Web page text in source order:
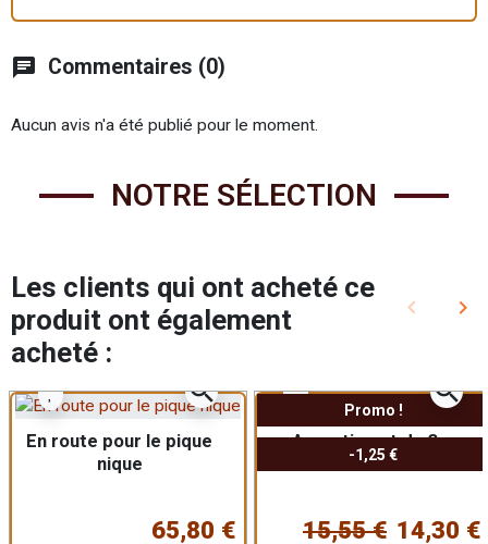
chat Commentaires (0)
Aucun avis n'a été publié pour le moment.
NOTRE SÉLECTION
Les clients qui ont acheté ce
produit ont également
acheté :
Précédent
keyboard_arrow_left keyboard_arrow_right
zoom_in
En route pour le pique
nique
65,80 €
Promo !
-1,25 €
zoom_in
Assortiment de 3
terrines
15,55 € 14,30 €